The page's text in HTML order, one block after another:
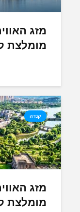
מזג
מומלצת
קנדה
מזג
מומלצת